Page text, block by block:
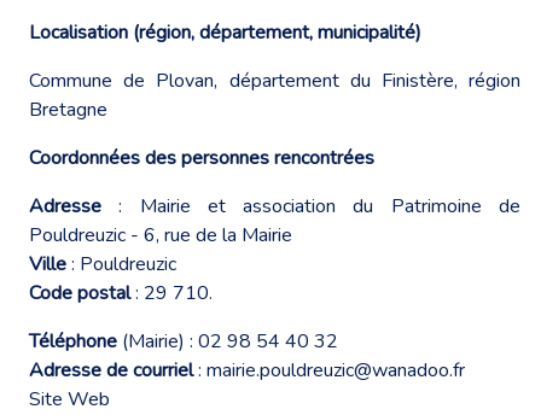
Localisation (région, département, municipalité)
Commune de Plovan, département du Finistère, région
Bretagne
Coordonnées des personnes rencontrées
Adresse : Mairie et association du Patrimoine de
Pouldreuzic - 6, rue de la Mairie
Ville: Pouldreuzic
Code postal: 29 710.
Téléphone (Mairie) : 02 98 54 40 32
Adresse de courriel: mairie.pouldreuzic@wanadoo.fr
Site Web